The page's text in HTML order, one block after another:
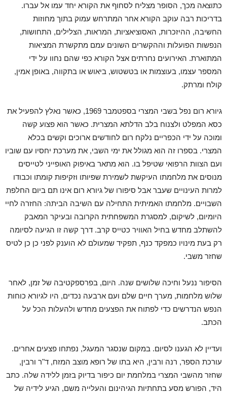
כתוצאה מכך, הסופר מצליח לסחוף את הקורא יחד עמו אל עברו.
בדריכות רבה עוקב הקורא אחר המתרחש עמוק בתוך מחוזות
החשיבה, ההיזכרות, האסוציאציות, המראות, הצלילים, התחושות,
הנפשות הפועלות וההקשרים השונים עמם מתקשרת המציאות
המתוארת. האירועים נחרתים אצל הקורא כפי שהם נחוו על ידי
המספר עצמו, בעוצמות או בטשטוש, ביאוש או בתקווה, באופן אמין,
קולח ומרתק.
גיורא רום נפל בשבי המצרי בספטמבר 1969, כאשר נאלץ להפעיל את
כסא המפלט ולצנוח בלב הדלתא המצרית. כאשר הוא פצוע קשה
ומוכה על ידי הכפריים נלקח רום לחודשים ארוכים וקשים בכלא
המצרי. בספרו זה הוא מגולל את ימי השבי, את מערכת יחסיו עם שוביו
ועם הצוות הרפואי שטיפל בו. הוא מתאר באיפוק האופייני לטייסים
מנוסים את מלחמתו העיקשת לשמירת שפיותו וזקיפות קומתו וכבודו
למרות העינויים שעבר אבל סיפורו של גיורא רום אינו תם ביום החלפת
השבויים. מלחמתו האמיתית התחילה עם השיבה הביתה: החזרה לחיי
היומיום, לשיקום, למסגרת המשפחתית הקרובה ובעיקר המאבק
להשתלב מחדש בחיל האוויר כטייס קרב. דרך קשה זו הגיעה לסיומה
רק בעת מינויו כמפקד כנף, תפקיד שמעולם לא הוענק לפני כן כן לטיס
שחזר משבי.
הסיפור ננעל וחיכה שלושים שנה. היום, בפרספקטיבה של זמן, לאחר
שלוש מלחמות, מערך חיים שלם ועם ארבעה נכדים, היו לגיורא כוחות
הנפש הנדרשים כדי לפתוח את הפצעים מחדש ולהעלות הכל על
הכתב.
ועדיין לא הגענו לסיום. במקום שנסגר המעגל, נפתחו פצעים אחרים.
עורכת הספר, רנה ורבין, היא בתו של רופא מוצב המזח, ד"ר ורבין,
שחזר מהשבי המצרי במלחמת יום כיפור בדיוק בזמן ללידה שלה. כתב
היד, הפורש מסע בתחתיות הגיהינום והעלייה משם, הגיע לידיה של